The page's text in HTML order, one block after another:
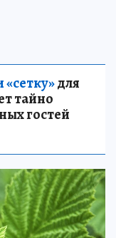
для
тайно
гостей